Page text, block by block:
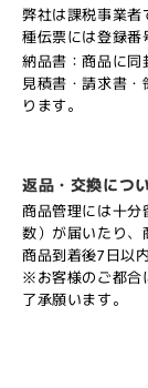
弊社は課税事業者
種伝票には登録番
納品書：商品に同
見積書・請求書
ります。
返品・交換につ
商品管理には十
数）が届いたり、
商品到着後7日以
※お客様のご都合
了承願います。